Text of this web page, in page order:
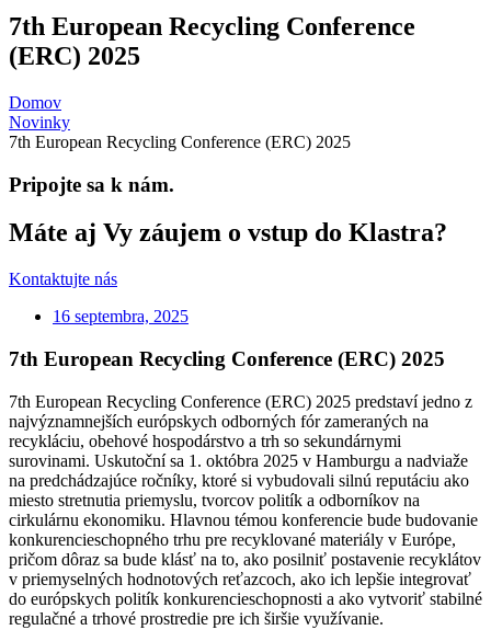
7th European Recycling Conference
(ERC) 2025
Domov
Novinky
7th European Recycling Conference (ERC) 2025
Pripojte sa k nám.
Máte aj Vy záujem o vstup do Klastra?
Kontaktujte nás
16 septembra, 2025
7th European Recycling Conference (ERC) 2025
7th European Recycling Conference (ERC) 2025 predstaví jedno z
najvýznamnejších európskych odborných fór zameraných na
recykláciu, obehové hospodárstvo a trh so sekundárnymi
surovinami. Uskutoční sa 1. októbra 2025 v Hamburgu a nadviaže
na predchádzajúce ročníky, ktoré si vybudovali silnú reputáciu ako
miesto stretnutia priemyslu, tvorcov politík a odborníkov na
cirkulárnu ekonomiku. Hlavnou témou konferencie bude budovanie
konkurencieschopného trhu pre recyklované materiály v Európe,
pričom dôraz sa bude klásť na to, ako posilniť postavenie recyklátov
v priemyselných hodnotových reťazcoch, ako ich lepšie integrovať
do európskych politík konkurencieschopnosti a ako vytvoriť stabilné
regulačné a trhové prostredie pre ich širšie využívanie.